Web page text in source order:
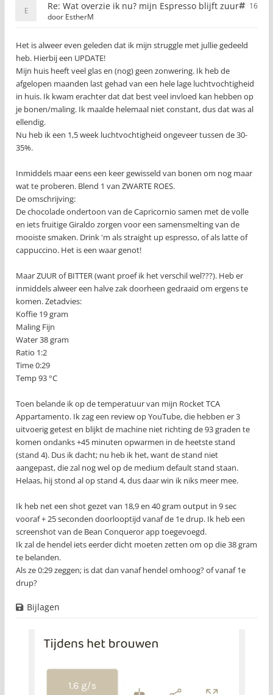
Re: Wat overzie ik nu? mijn Espresso blijft zuur
16
door EstherM
Het is alweer even geleden dat ik mijn struggle met jullie gedeeld
heb. Hierbij een UPDATE!
Mijn huis heeft veel glas en (nog) geen zonwering. Ik heb de
afgelopen maanden last gehad van een hele lage luchtvochtigheid
in huis. Ik kwam erachter dat dat best veel invloed kan hebben op
je bonen/maling. Ik maalde helemaal niet constant, dus dat was al
ellendig.
Nu heb ik een 1,5 week luchtvochtigheid ongeveer tussen de 30-
35%.
Inmiddels maar eens een keer gewisseld van bonen om nog maar
wat te proberen. Blend 1 van ZWARTE ROES.
De omschrijving:
De chocolade ondertoon van de Capricornio samen met de volle
en iets fruitige Giraldo zorgen voor een samensmelting van de
mooiste smaken. Drink 'm als straight up espresso, of als latte of
cappuccino. Het is een waar genot!
Maar ZUUR of BITTER (want proef ik het verschil wel???). Heb er
inmiddels alweer een halve zak doorheen gedraaid om ergens te
komen. Zetadvies:
Koffie 19 gram
Maling Fijn
Water 38 gram
Ratio 1:2
Time 0:29
Temp 93 °C
Toen belande ik op de temperatuur van mijn Rocket TCA
Appartamento. Ik zag een review op YouTube, die hebben er 3
uitvoerig getest en blijkt de machine niet richting de 93 graden te
komen ondanks +45 minuten opwarmen in de heetste stand
(stand 4). Dus ik dacht; nu heb ik het, want de stand niet
aangepast, die zal nog wel op de medium default stand staan.
Helaas, hij stond al op stand 4, dus daar win ik niks meer mee.
Ik heb net een shot gezet van 18,9 en 40 gram output in 9 sec
vooraf + 25 seconden doorlooptijd vanaf de 1e drup. Ik heb een
screenshot van de Bean Conqueror app toegevoegd.
Ik zal de hendel iets eerder dicht moeten zetten om op die 38 gram
te belanden.
Als ze 0:29 zeggen; is dat dan vanaf hendel omhoog? of vanaf 1e
drup?
Bijlagen